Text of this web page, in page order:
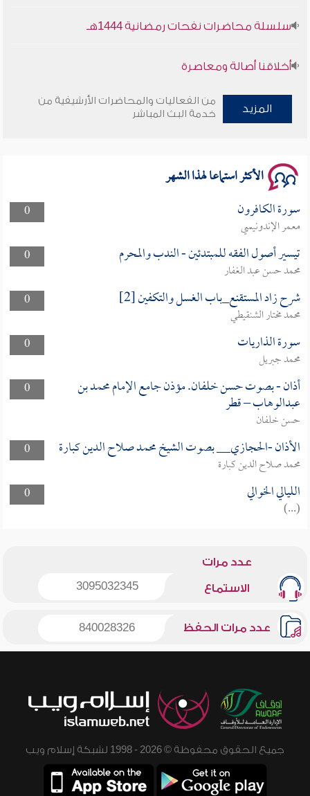
وأمنهم من خوف 9
المزيد
من الفعاليات والمحاضرات الأرشيفية من
خدمة البث المباشر
الأكثر استماعا لهذا الشهر
0 سورة الكافرون
معمر الإندونيسي
0
تيسير أصول الفقه للمبتدئين - الندب والمحرم
محمد حسن عبد الغفار
0
شرح زاد المستقنع_باب الغسل والتكفين [2]
محمد مختار الشنقيطي
0
سورة الذاريات
محمد جبريل
0
أذان - بصوت حسن خلفان. مؤذن جامع الإمام محمد بن
عبدالوهاب – قطر
حسن خلفان
0
الأذان -الحجازي__ بصوت الشيخ محمد صلاح الدين كبارة
محمد صلاح الدين كبارة
0
الليالي الخوالي
(...)
عدد مرات
الاستماع 3095032345
عدد مرات الحفظ 840028326
جميع الحقوق محفوظة © 2026 - 1998 لشبكة إسلام ويب